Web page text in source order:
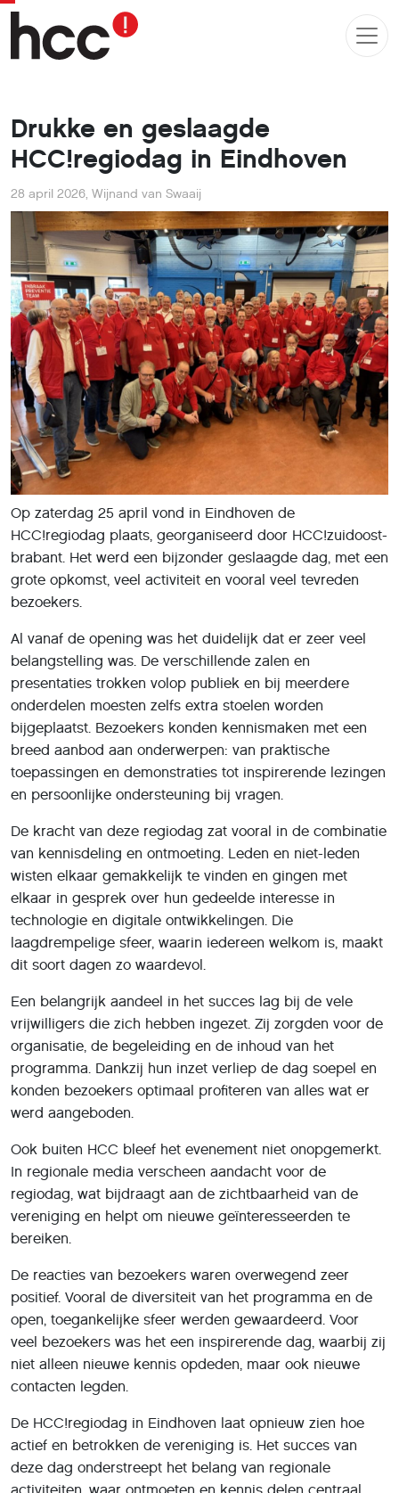
Drukke en geslaagde
HCC!regiodag in Eindhoven
28 april 2026, Wijnand van Swaaij
Op zaterdag 25 april vond in Eindhoven de
HCC!regiodag plaats, georganiseerd door HCC!zuidoost-
brabant. Het werd een bijzonder geslaagde dag, met een
grote opkomst, veel activiteit en vooral veel tevreden
bezoekers.
Al vanaf de opening was het duidelijk dat er zeer veel
belangstelling was. De verschillende zalen en
presentaties trokken volop publiek en bij meerdere
onderdelen moesten zelfs extra stoelen worden
bijgeplaatst. Bezoekers konden kennismaken met een
breed aanbod aan onderwerpen: van praktische
toepassingen en demonstraties tot inspirerende lezingen
en persoonlijke ondersteuning bij vragen.
De kracht van deze regiodag zat vooral in de combinatie
van kennisdeling en ontmoeting. Leden en niet-leden
wisten elkaar gemakkelijk te vinden en gingen met
elkaar in gesprek over hun gedeelde interesse in
technologie en digitale ontwikkelingen. Die
laagdrempelige sfeer, waarin iedereen welkom is, maakt
dit soort dagen zo waardevol.
Een belangrijk aandeel in het succes lag bij de vele
vrijwilligers die zich hebben ingezet. Zij zorgden voor de
organisatie, de begeleiding en de inhoud van het
programma. Dankzij hun inzet verliep de dag soepel en
konden bezoekers optimaal profiteren van alles wat er
werd aangeboden.
Ook buiten HCC bleef het evenement niet onopgemerkt.
In regionale media verscheen aandacht voor de
regiodag, wat bijdraagt aan de zichtbaarheid van de
vereniging en helpt om nieuwe geïnteresseerden te
bereiken.
De reacties van bezoekers waren overwegend zeer
positief. Vooral de diversiteit van het programma en de
open, toegankelijke sfeer werden gewaardeerd. Voor
veel bezoekers was het een inspirerende dag, waarbij zij
niet alleen nieuwe kennis opdeden, maar ook nieuwe
contacten legden.
De HCC!regiodag in Eindhoven laat opnieuw zien hoe
actief en betrokken de vereniging is. Het succes van
deze dag onderstreept het belang van regionale